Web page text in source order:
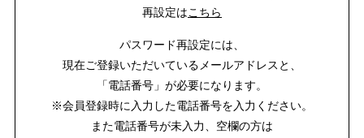
再設定はこちら
パスワード再設定には、
現在ご登録いただいているメールアドレスと、
「電話番号」が必要になります。
※会員登録時に入力した電話番号を入力ください。
また電話番号が未入力、空欄の方は